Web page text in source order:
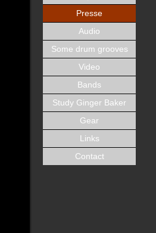
Presse
Audio
Some drum grooves
Video
Bands
Study Ginger Baker
Gear
Links
Contact